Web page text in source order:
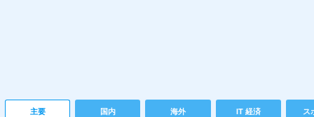
主要 国内 海外 IT 経済 ス